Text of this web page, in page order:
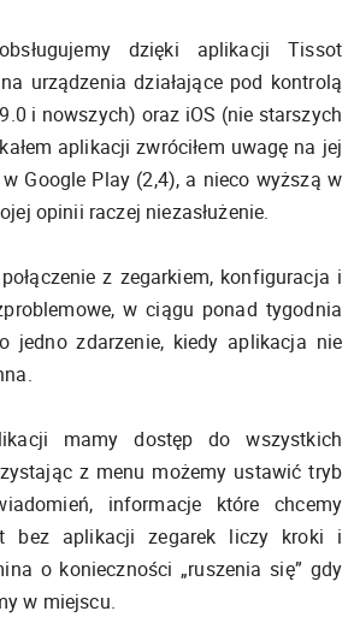
dzięki aplikacji Tissot
urządzenia działające pod kontrolą
i nowszych) oraz iOS (nie starszych
aplikacji zwróciłem uwagę na jej
Google Play (2,4), a nieco wyższą w
opinii raczej niezasłużenie.
z zegarkiem, konfiguracja i
w ciągu ponad tygodnia
jedno zdarzenie, kiedy aplikacja nie
mamy dostęp do wszystkich
z menu możemy ustawić tryb
informacje które chcemy
bez aplikacji zegarek liczy kroki i
o konieczności „ruszenia się” gdy
w miejscu.